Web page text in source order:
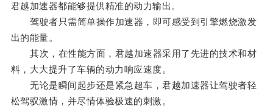
君越加速器都能够提供精准的动力输出。
驾驶者只需简单操作加速器，即可感受到引擎燃烧激发
出的能量。
其次，在性能方面，君越加速器采用了先进的技术和材
料，大大提升了车辆的动力响应速度。
无论是瞬间起步还是紧急超车，君越加速器让驾驶者轻
松驾驭激情，并尽情体验极速的刺激。